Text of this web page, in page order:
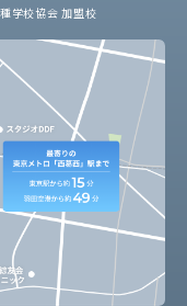
学校協会 加盟校